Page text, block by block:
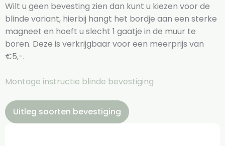
Wilt u geen bevesting zien dan kunt u kiezen voor de
blinde variant, hierbij hangt het bordje aan een sterke
magneet en hoeft u slecht 1 gaatje in de muur te
boren. Deze is verkrijgbaar voor een meerprijs van
€5,-.
Montage instructie blinde bevestiging
Uitleg soorten bevestiging